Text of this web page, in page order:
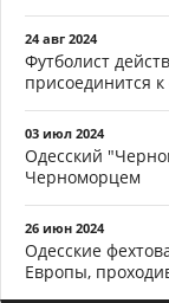
24 авг 2024
Футболист
присоединится
03 июл 2024
Одесский
Черноморцем
26 июн 2024
Одесские
Европы,